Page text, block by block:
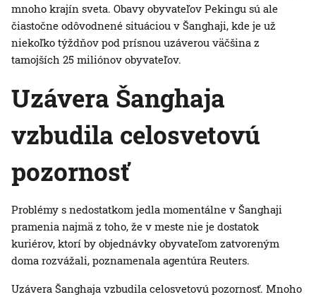
mnoho krajín sveta. Obavy obyvateľov Pekingu sú ale
čiastočne odôvodnené situáciou v Šanghaji, kde je už
niekoľko týždňov pod prísnou uzáverou väčšina z
tamojších 25 miliónov obyvateľov.
Uzávera Šanghaja
vzbudila celosvetovú
pozornosť
Problémy s nedostatkom jedla momentálne v Šanghaji
pramenia najmä z toho, že v meste nie je dostatok
kuriérov, ktorí by objednávky obyvateľom zatvoreným
doma rozvážali, poznamenala agentúra Reuters.
Uzávera Šanghaja vzbudila celosvetovú pozornosť. Mnoho